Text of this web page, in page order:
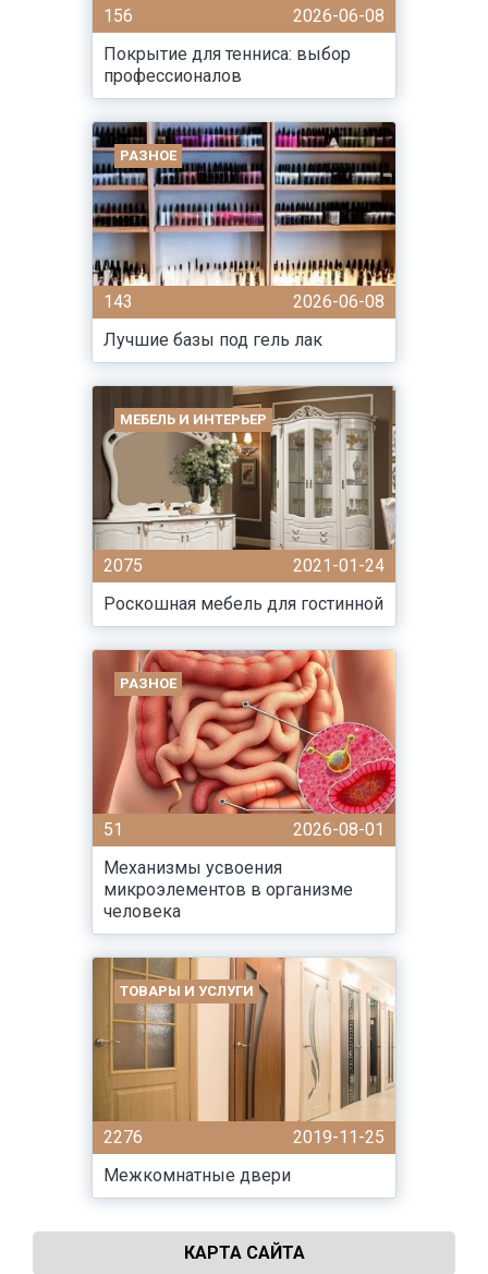
156
2026-06-08
Покрытие для тенниса: выбор
профессионалов
РАЗНОЕ
143
2026-06-08
Лучшие базы под гель лак
МЕБЕЛЬ И ИНТЕРЬЕР
2075
2021-01-24
Роскошная мебель для гостинной
РАЗНОЕ
51
2026-08-01
Механизмы усвоения
микроэлементов в организме
человека
ТОВАРЫ И УСЛУГИ
2276
2019-11-25
Межкомнатные двери
КАРТА САЙТА